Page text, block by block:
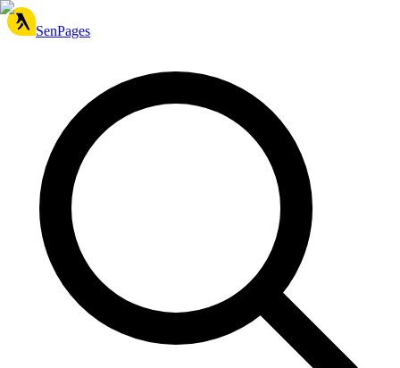
SenPages